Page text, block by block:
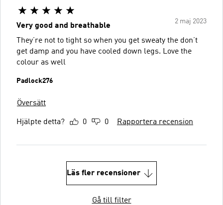
2 maj 2023
Very good and breathable
They’re not to tight so when you get sweaty the don’t
get damp and you have cooled down legs. Love the
colour as well
Padlock276
Översätt
Hjälpte detta? 0 0 Rapportera recension
Läs fler recensioner
Gå till filter